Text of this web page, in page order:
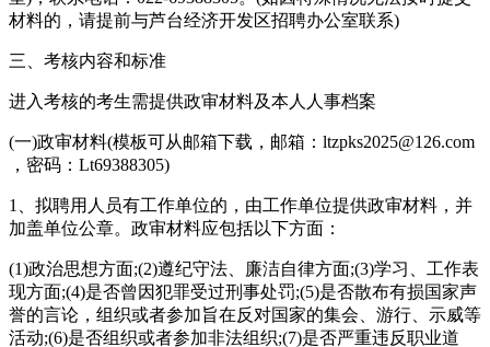
材料的，请提前与芦台经济开发区招聘办公室联系)
三、考核内容和标准
进入考核的考生需提供政审材料及本人人事档案
(一)政审材料(模板可从邮箱下载，邮箱：ltzpks2025@126.com
，密码：Lt69388305)
1、拟聘用人员有工作单位的，由工作单位提供政审材料，并
加盖单位公章。政审材料应包括以下方面：
(1)政治思想方面;(2)遵纪守法、廉洁自律方面;(3)学习、工作表
现方面;(4)是否曾因犯罪受过刑事处罚;(5)是否散布有损国家声
誉的言论，组织或者参加旨在反对国家的集会、游行、示威等
活动;(6)是否组织或者参加非法组织;(7)是否严重违反职业道